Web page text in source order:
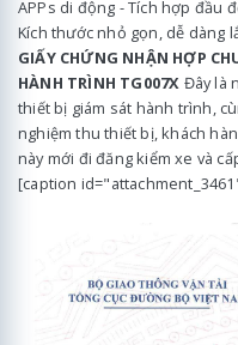
APPs di động - Tích hợp đầu
Kích thước nhỏ gọn, dễ dàng
GIẤY CHỨNG NHẬN HỢP
HÀNH TRÌNH TG007X Đây là
thiết bị giám sát hành trình,
nghiệm thu thiết bị, khách
này mới đi đăng kiểm xe và
[caption